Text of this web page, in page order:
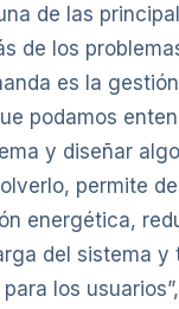
de las
de los
es la
podamos
y diseñar
permite
energética,
del sistema y
los